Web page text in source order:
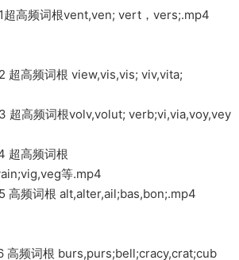
超高频词根vent,ven; vert，vers;.mp4
超高频词根 view,vis,vis; viv,vita;
超高频词根volv,volut; verb;vi,via,voy,vey
超高频词根
等.mp4
高频词根 alt,alter,ail;bas,bon;.mp4
高频词根 burs,purs;bell;cracy,crat;cub